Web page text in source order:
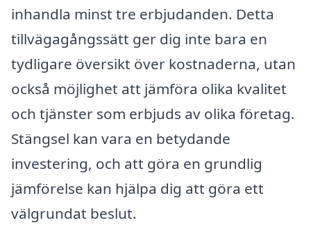
inhandla minst tre erbjudanden. Detta
tillvägagångssätt ger dig inte bara en
tydligare översikt över kostnaderna, utan
också möjlighet att jämföra olika kvalitet
och tjänster som erbjuds av olika företag.
Stängsel kan vara en betydande
investering, och att göra en grundlig
jämförelse kan hjälpa dig att göra ett
välgrundat beslut.